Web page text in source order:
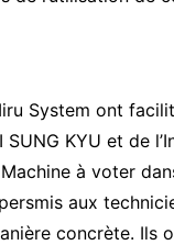
System ont
KYU et de
à voter
aux
concrète. Ils